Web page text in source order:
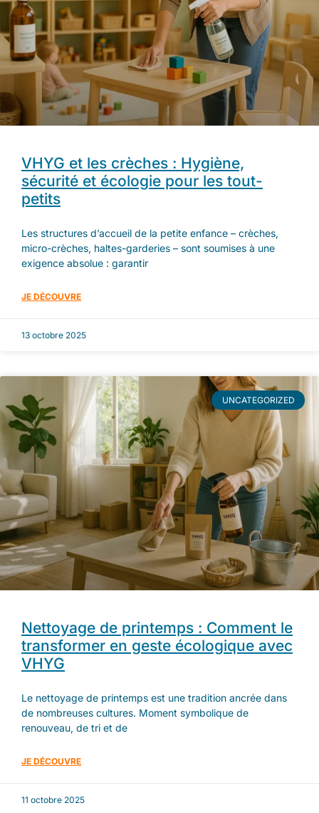
VHYG et les crèches : Hygiène,
sécurité et écologie pour les tout-
petits
Les structures d’accueil de la petite enfance – crèches,
micro-crèches, haltes-garderies – sont soumises à une
exigence absolue : garantir
JE DÉCOUVRE
13 octobre 2025
UNCATEGORIZED
Nettoyage de printemps : Comment le
transformer en geste écologique avec
VHYG
Le nettoyage de printemps est une tradition ancrée dans
de nombreuses cultures. Moment symbolique de
renouveau, de tri et de
JE DÉCOUVRE
11 octobre 2025